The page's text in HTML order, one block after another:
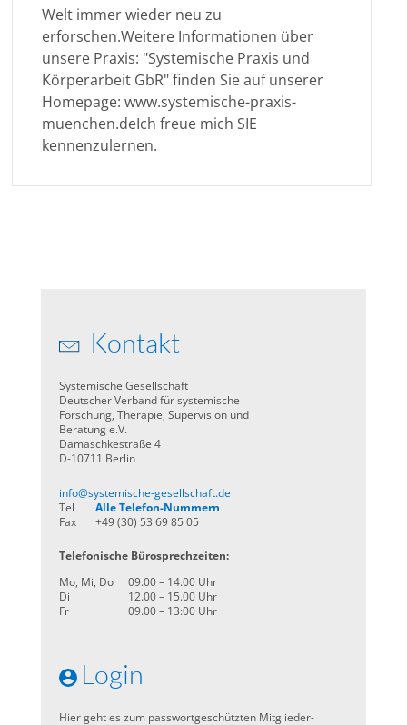
Welt immer wieder neu zu
erforschen.Weitere Informationen über
unsere Praxis: "Systemische Praxis und
Körperarbeit GbR" finden Sie auf unserer
Homepage: www.systemische-praxis-
muenchen.deIch freue mich SIE
kennenzulernen.
Kontakt
Systemische Gesellschaft
Deutscher Verband für systemische
Forschung, Therapie, Supervision und
Beratung e.V.
Damaschkestraße 4
D-10711 Berlin
info@systemische-gesellschaft.de
Tel
Alle Telefon-Nummern
Fax
+49 (30) 53 69 85 05
Telefonische Bürosprechzeiten:
Mo, Mi, Do
09.00 – 14.00 Uhr
Di
12.00 – 15.00 Uhr
Fr
09.00 – 13:00 Uhr
Login
Hier geht es zum passwortgeschützten Mitglieder-